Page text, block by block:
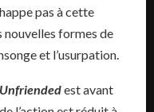
pas à cette
nouvelles formes de
et l’usurpation.
Unfriendedest avant